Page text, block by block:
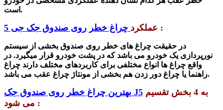
است.
عملکرد چراغ خطر روی صندوق جک جی 5 :
در حقیقت چراغ های خطر روی صندوق بخشی از سیستم
نورپردازی یک خودرو می باشد که در پشت خودرو قرار میگیرد. در
واقع چراغ ها انواع مختلفی برای کاربردهای مختلف دارند چراغ
راهنما یا چراغ دور زدن هم بخشی از مونتاژ چراغ عقب می باشد.
بهترین چراغ خطر روی صندوق جک J5
می شود :